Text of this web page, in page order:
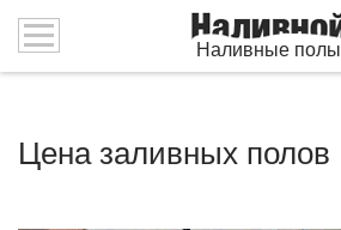
Наливные полы
Цена заливных полов